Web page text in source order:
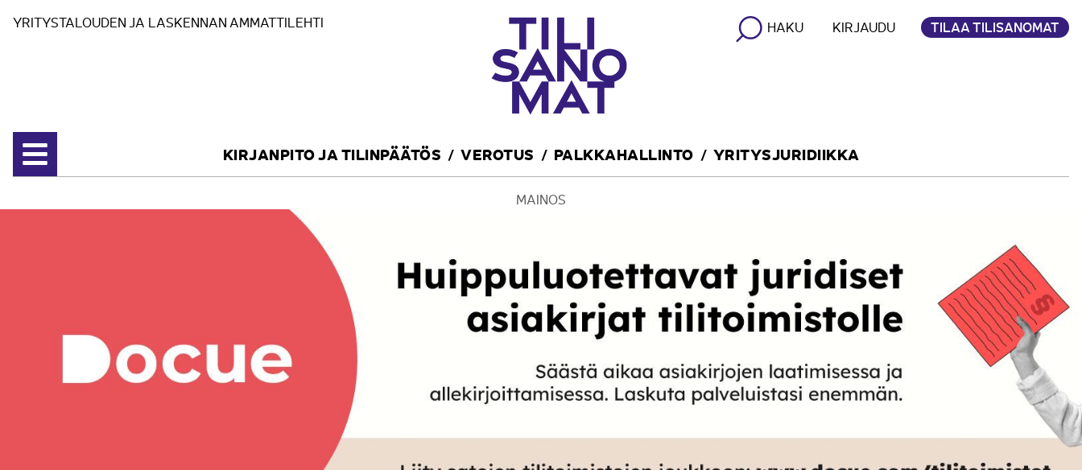
YRITYSTALOUDEN JA LASKENNAN AMMATTILEHTI HAKU KIRJAUDU TILAA TILISANOMAT
Avaa valikko
KIRJANPITO JA TILINPÄÄTÖS VEROTUS PALKKAHALLINTO YRITYSJURIDIIKKA
MAINOS